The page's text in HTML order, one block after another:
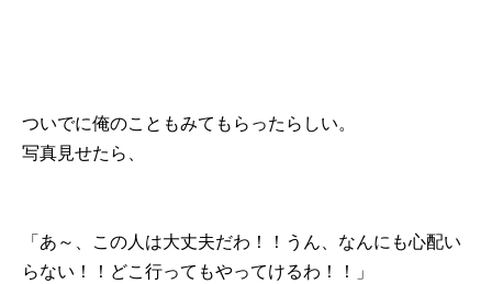
ついでに俺のこともみてもらったらしい。
写真見せたら、
「あ～、この人は大丈夫だわ！！うん、なんにも心配い
らない！！どこ行ってもやってけるわ！！」